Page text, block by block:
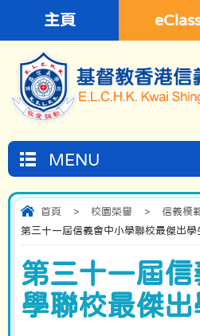
主頁
MENU
首頁 > 校園榮譽 > 信義模
第三十一屆信義會中小學聯校最傑出學
第三十一屆
學聯校最傑